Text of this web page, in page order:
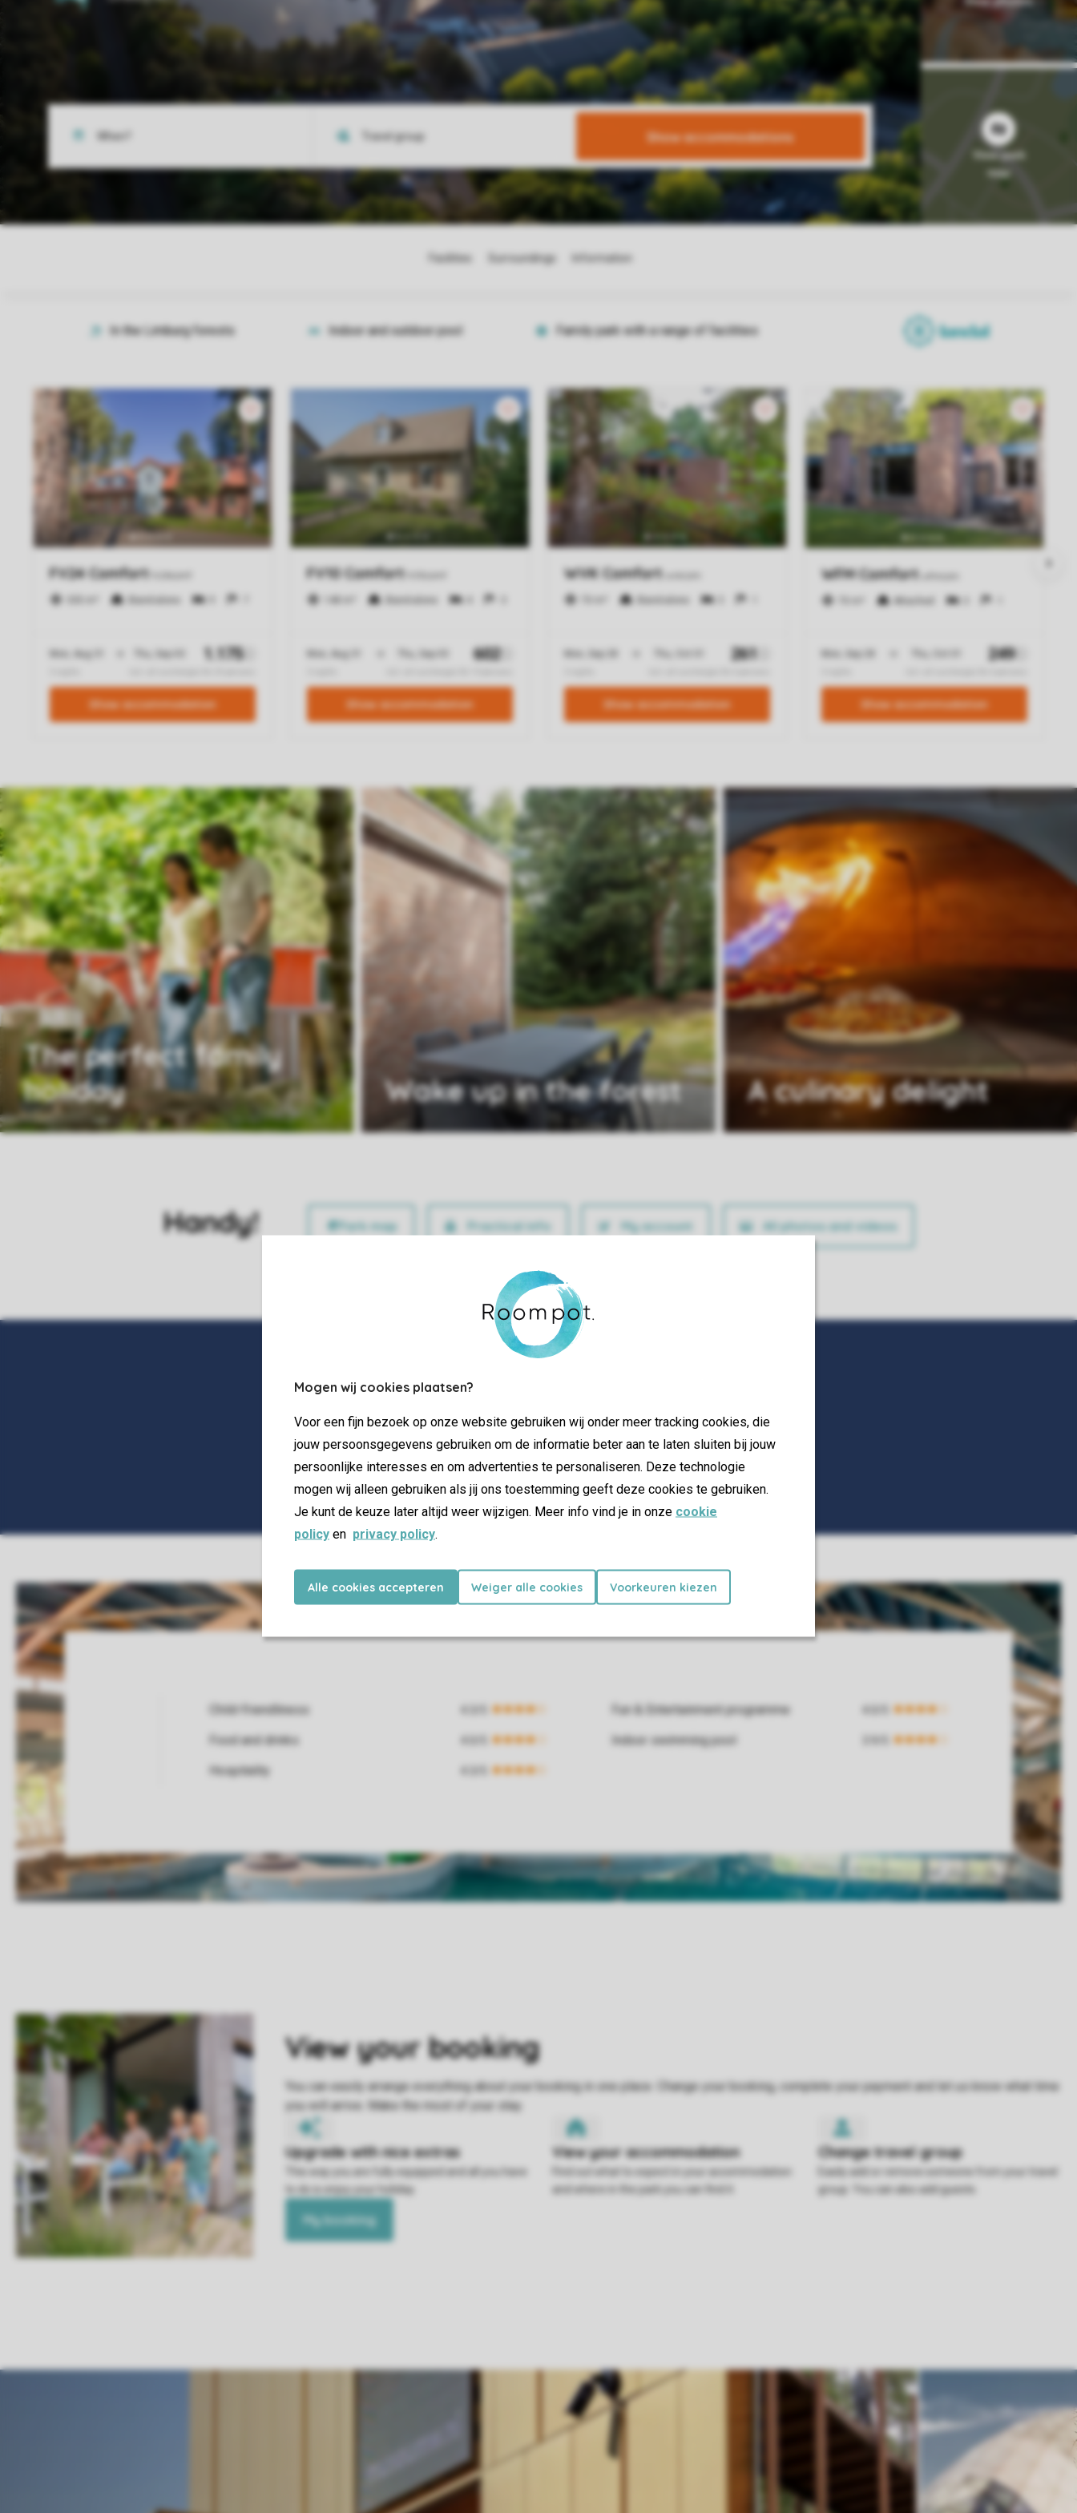
Mogen wij cookies plaatsen?
Voor een fijn bezoek op onze website gebruiken wij onder meer tracking cookies, die
jouw persoonsgegevens gebruiken om de informatie beter aan te laten sluiten bij jouw
persoonlijke interesses en om advertenties te personaliseren. Deze technologie
mogen wij alleen gebruiken als jij ons toestemming geeft deze cookies te gebruiken.
Je kunt de keuze later altijd weer wijzigen. Meer info vind je in onze cookie
policy en privacy policy.
Alle cookies accepteren Weiger alle cookies Voorkeuren kiezen
Show accommodations
The perfect family
holiday
Wake up in the forest A culinary delight
Handy! Practical info My account All photos and videos
Service Rating from our guests
Child-friendliness
Fun & Entertainment programme
Food and drinks
Indoor swimming pool
Hospitality
This way you are fully equipped and all you have
to do is enjoy your holiday.
Find out what to expect in your accommodation
and where in the park you can find it.
Easily add or remove someone from your travel
group. You can also add guests.
My booking